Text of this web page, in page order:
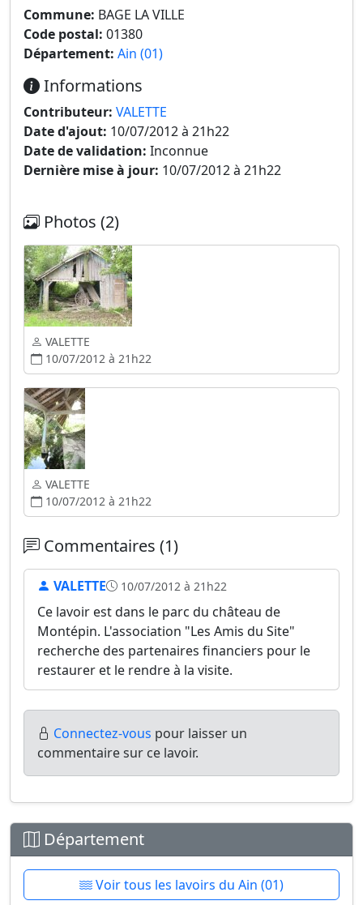
Commune: BAGE LA VILLE
Code postal: 01380
Département: Ain (01)
Informations
Contributeur: VALETTE
Date d'ajout: 10/07/2012 à 21h22
Date de validation: Inconnue
Dernière mise à jour: 10/07/2012 à 21h22
Photos (2)
VALETTE
10/07/2012 à 21h22
VALETTE
10/07/2012 à 21h22
Commentaires (1)
VALETTE 10/07/2012 à 21h22
Ce lavoir est dans le parc du château de
Montépin. L'association "Les Amis du Site"
recherche des partenaires financiers pour le
restaurer et le rendre à la visite.
Connectez-vous pour laisser un
commentaire sur ce lavoir.
Département
Voir tous les lavoirs du Ain (01)